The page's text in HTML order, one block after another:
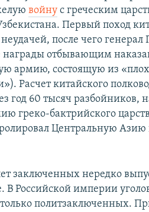
720p 1080p
войну с греческим
Первый поход
после чего генерал
отбывающим
армию, состоящую из
Расчет китайского
год 60 тысяч разбойников,
греко-бактрийского
Центральную
заключенных нередко
В Российской империи
политзаключенных.